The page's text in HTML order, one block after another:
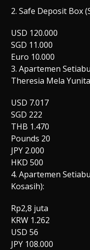
2. Safe Deposit Box
USD 120.000
SGD 11.000
Euro 10.000
3. Apartemen
Theresia Mela
USD 7.017
SGD 222
THB 1.470
Pounds 20
JPY 2.000
HKD 500
4. Apartemen
Kosasih):
Rp2,8 juta
KRW 1.262
USD 56
JPY 108.000